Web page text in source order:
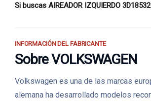
Si buscas AIREADOR IZQUIERDO
INFORMACIÓN DEL FABRICANTE
Sobre VOLKSWAGEN
Volkswagen es una de las marcas
alemana ha desarrollado modelos